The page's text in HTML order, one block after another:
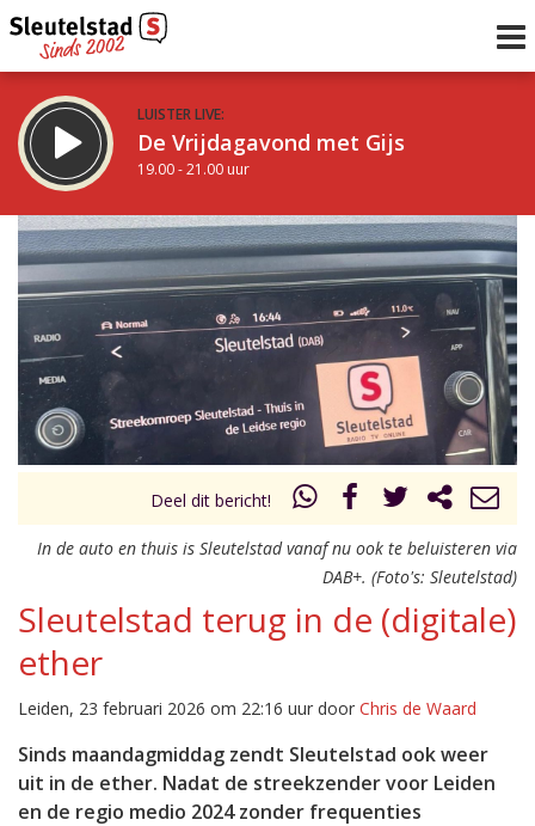
LUISTER LIVE:
De Vrijdagavond met Gijs
19.00 - 21.00 uur
STRAKS:
De avond van Sleutelstad
21.00 - 0.00 uur
Vorig uur
uur 1 van 0 Volgend uur
Deel dit bericht!
In de auto en thuis is Sleutelstad vanaf nu ook te beluisteren via
DAB+. (Foto's: Sleutelstad)
Sleutelstad terug in de (digitale)
ether
Leiden, 23 februari 2026 om 22:16 uur door Chris de Waard
Sinds maandagmiddag zendt Sleutelstad ook weer
uit in de ether. Nadat de streekzender voor Leiden
en de regio medio 2024 zonder frequenties